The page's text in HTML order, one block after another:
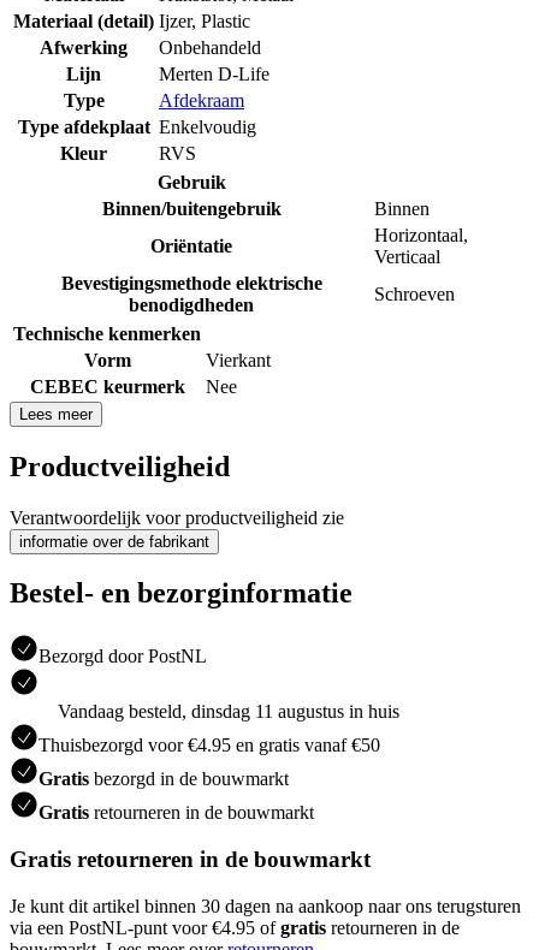
Materiaal (detail) Ijzer, Plastic
Afwerking
Onbehandeld
Lijn
Merten D-Life
Type
Afdekraam
Type afdekplaat Enkelvoudig
Kleur
RVS
Gebruik
Binnen/buitengebruik
Binnen
Oriëntatie
Horizontaal,
Verticaal
Bevestigingsmethode elektrische
benodigdheden
Schroeven
Technische kenmerken
Vorm
Vierkant
CEBEC keurmerk
Nee
Lees meer
Productveiligheid
Verantwoordelijk voor productveiligheid zie
informatie over de fabrikant
Bestel- en bezorginformatie
Bezorgd door PostNL
Vandaag besteld, dinsdag 11 augustus in huis
Thuisbezorgd voor €4.95 en gratis vanaf €50
Gratis bezorgd in de bouwmarkt
Gratis retourneren in de bouwmarkt
Gratis retourneren in de bouwmarkt
Je kunt dit artikel binnen 30 dagen na aankoop naar ons terugsturen
via een PostNL-punt voor €4.95 ofgratis retourneren in de